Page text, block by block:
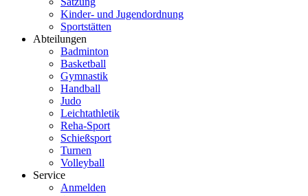
Kinder- und Jugendordnung
Sportstätten
Abteilungen
Badminton
Basketball
Gymnastik
Handball
Judo
Leichtathletik
Reha-Sport
Schießsport
Turnen
Volleyball
Service
Anmelden